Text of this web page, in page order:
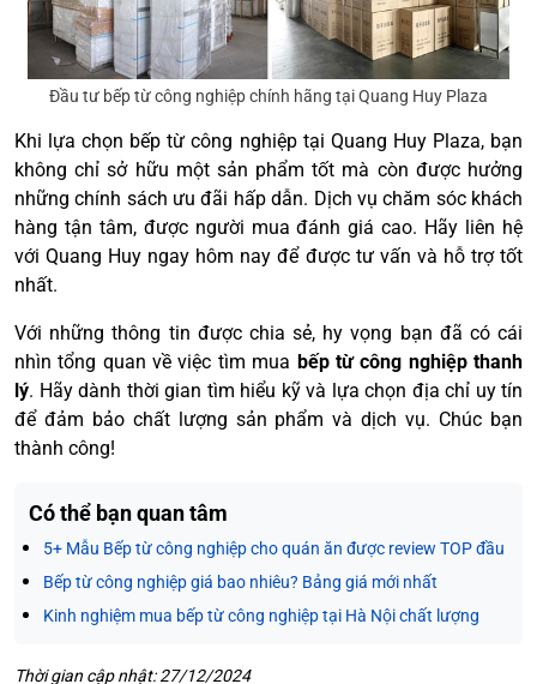
Đầu tư bếp từ công nghiệp chính hãng tại Quang Huy Plaza
Khi lựa chọn bếp từ công nghiệp tại Quang Huy Plaza, bạn
không chỉ sở hữu một sản phẩm tốt mà còn được hưởng
những chính sách ưu đãi hấp dẫn. Dịch vụ chăm sóc khách
hàng tận tâm, được người mua đánh giá cao. Hãy liên hệ
với Quang Huy ngay hôm nay để được tư vấn và hỗ trợ tốt
nhất.
Với những thông tin được chia sẻ, hy vọng bạn đã có cái
nhìn tổng quan về việc tìm mua bếp từ công nghiệp thanh
lý. Hãy dành thời gian tìm hiểu kỹ và lựa chọn địa chỉ uy tín
để đảm bảo chất lượng sản phẩm và dịch vụ. Chúc bạn
thành công!
Có thể bạn quan tâm
5+ Mẫu Bếp từ công nghiệp cho quán ăn được review TOP đầu
Bếp từ công nghiệp giá bao nhiêu? Bảng giá mới nhất
Kinh nghiệm mua bếp từ công nghiệp tại Hà Nội chất lượng
Thời gian cập nhật: 27/12/2024